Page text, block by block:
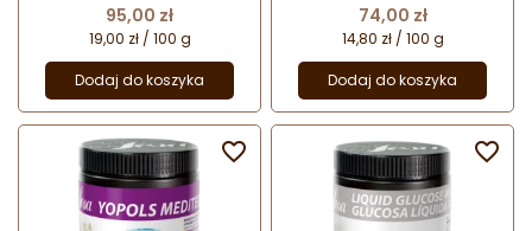
Sosa Ingredients
Cena
95,00 zł
19,00 zł / 100 g
Dodaj do koszyka
Sosa Ingredients
Cena
74,00 zł
14,80 zł / 100 g
Dodaj do koszyka
 